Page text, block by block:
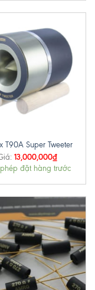
T90A Super Tweeter
13,000,000₫
đặt hàng trước